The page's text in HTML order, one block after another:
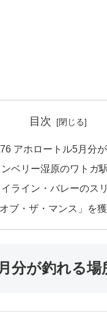
目次
アホロートル5月分
ンベリー湿原のワトガ
イライン・バレーのス
ブ・ザ・マンス」を
分が釣れる場